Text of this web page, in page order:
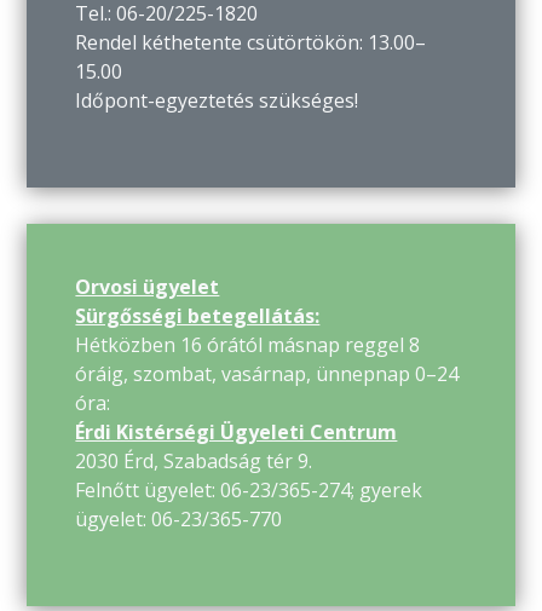
Tel.: 06-20/225-1820
Rendel kéthetente csütörtökön: 13.00–
15.00
Időpont-egyeztetés szükséges!
Orvosi ügyelet
Sürgősségi betegellátás:
Hétközben 16 órától másnap reggel 8
óráig, szombat, vasárnap, ünnepnap 0–24
óra:
Érdi Kistérségi Ügyeleti Centrum
2030 Érd, Szabadság tér 9.
Felnőtt ügyelet: 06-23/365-274; gyerek
ügyelet: 06-23/365-770